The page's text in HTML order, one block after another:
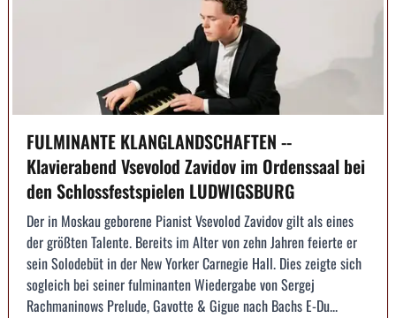
FULMINANTE KLANGLANDSCHAFTEN --
Klavierabend Vsevolod Zavidov im Ordenssaal bei
den Schlossfestspielen LUDWIGSBURG
Der in Moskau geborene Pianist Vsevolod Zavidov gilt als eines
der größten Talente. Bereits im Alter von zehn Jahren feierte er
sein Solodebüt in der New Yorker Carnegie Hall. Dies zeigte sich
sogleich bei seiner fulminanten Wiedergabe von Sergej
Rachmaninows Prelude, Gavotte & Gigue nach Bachs E-Du...